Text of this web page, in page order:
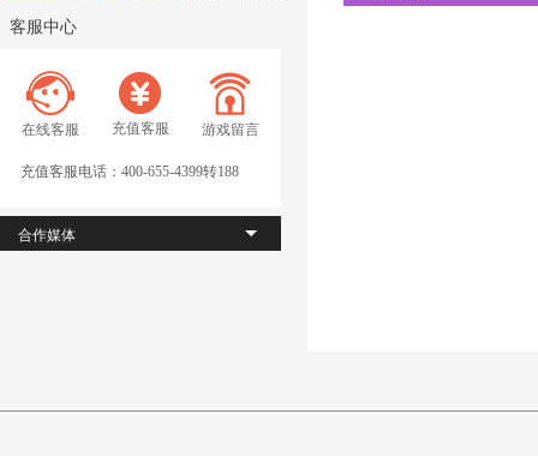
客服中心
在线客服 充值客服 游戏留言
充值客服电话：400-655-4399转188
合作媒体